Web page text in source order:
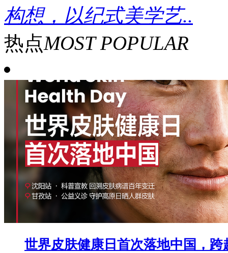
构想，以纪式美学艺..
热点MOST POPULAR
世界皮肤健康日首次落地中国，